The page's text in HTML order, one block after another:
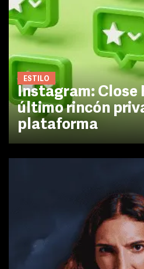
ESTILO
Instagram: Close
último rincón
plataforma